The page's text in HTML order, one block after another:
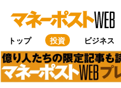
トップ 投資 ビジネス